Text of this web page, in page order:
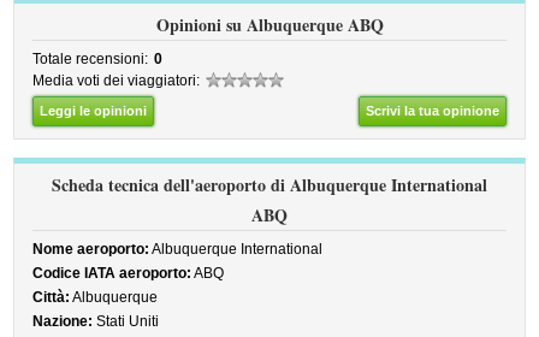
Opinioni su Albuquerque ABQ
Totale recensioni: 0
Media voti dei viaggiatori:
Leggi le opinioni Scrivi la tua opinione
Scheda tecnica dell'aeroporto di Albuquerque International
ABQ
Nome aeroporto: Albuquerque International
Codice IATA aeroporto: ABQ
Città: Albuquerque
Nazione: Stati Uniti